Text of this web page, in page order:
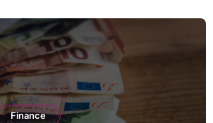
Finance